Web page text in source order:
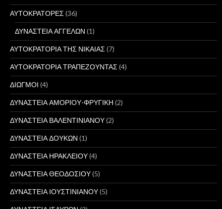
ΑΥΤΟΚΡΑΤΟΡΕΣ (36)
ΔΥΝΑΣΤΕΙΑ ΑΓΓΕΛΩΝ (1)
ΑΥΤΟΚΡΑΤΟΡΙΑ ΤΗΣ ΝΙΚΑΙΑΣ (7)
ΑΥΤΟΚΡΑΤΟΡΙΑ ΤΡΑΠΕΖΟΥΝΤΑΣ (4)
ΔΙΩΓΜΟΙ (4)
ΔΥΝΑΣΤΕΙΑ ΑΜΟΡΙΟΥ-ΦΡΥΓΙΚΗ (2)
ΔΥΝΑΣΤΕΙΑ ΒΑΛΕΝΤΙΝΙΑΝΟΥ(2)
ΔΥΝΑΣΤΕΙΑ ΔΟΥΚΩΝ (1)
ΔΥΝΑΣΤΕΙΑ ΗΡΑΚΛΕΙΟΥ(4)
ΔΥΝΑΣΤΕΙΑ ΘΕΟΔΟΣΙΟΥ(5)
ΔΥΝΑΣΤΕΙΑ ΙΟΥΣΤΙΝΙΑΝΟΥ(5)